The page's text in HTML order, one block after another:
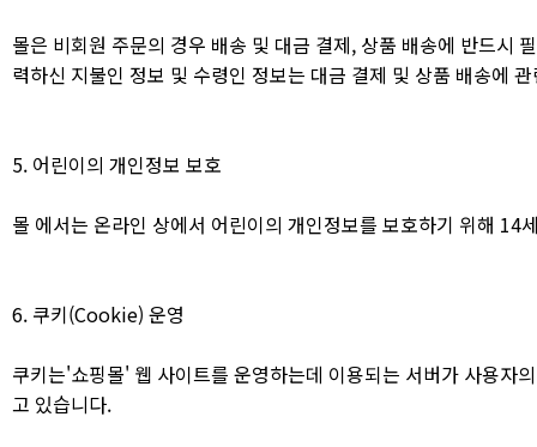
몰은 비회원 주문의 경우 배송 및 대금 결제, 상품 배송에 반드시
력하신 지불인 정보 및 수령인 정보는 대금 결제 및 상품 배송에
5. 어린이의 개인정보 보호
몰 에서는 온라인 상에서 어린이의 개인정보를 보호하기 위해
6. 쿠키(Cookie) 운영
쿠키는'쇼핑몰' 웹 사이트를 운영하는데 이용되는 서버가 사용
고 있습니다.